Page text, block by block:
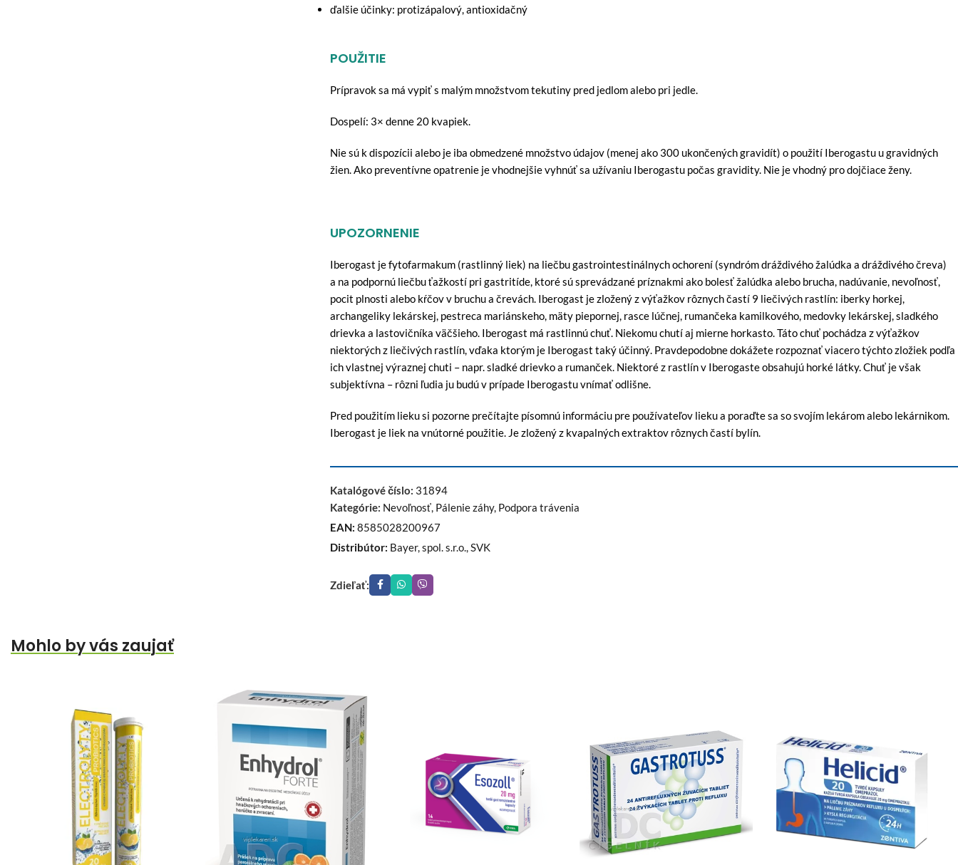
ďalšie účinky: protizápalový, antioxidačný
POUŽITIE
Prípravok sa má vypiť s malým množstvom tekutiny pred jedlom alebo pri jedle.
Dospelí: 3× denne 20 kvapiek.
Nie sú k dispozícii alebo je iba obmedzené množstvo údajov (menej ako 300 ukončených gravidít) o použití Iberogastu u gravidných
žien. Ako preventívne opatrenie je vhodnejšie vyhnúť sa užívaniu Iberogastu počas gravidity. Nie je vhodný pro dojčiace ženy.
UPOZORNENIE
Iberogast je fytofarmakum (rastlinný liek) na liečbu gastrointestinálnych ochorení (syndróm dráždivého žalúdka a dráždivého čreva)
a na podpornú liečbu ťažkostí pri gastritíde, ktoré sú sprevádzané príznakmi ako bolesť žalúdka alebo brucha, nadúvanie, nevoľnosť,
pocit plnosti alebo kŕčov v bruchu a črevách. Iberogast je zložený z výťažkov rôznych častí 9 liečivých rastlín: iberky horkej,
archangeliky lekárskej, pestreca mariánskeho, mäty piepornej, rasce lúčnej, rumančeka kamilkového, medovky lekárskej, sladkého
drievka a lastovičníka väčšieho. Iberogast má rastlinnú chuť. Niekomu chutí aj mierne horkasto. Táto chuť pochádza z výťažkov
niektorých z liečivých rastlín, vďaka ktorým je Iberogast taký účinný. Pravdepodobne dokážete rozpoznať viacero týchto zložiek podľa
ich vlastnej výraznej chuti – napr. sladké drievko a rumanček. Niektoré z rastlín v Iberogaste obsahujú horké látky. Chuť je však
subjektívna – rôzni ľudia ju budú v prípade Iberogastu vnímať odlišne.
Pred použitím lieku si pozorne prečítajte písomnú informáciu pre používateľov lieku a poraďte sa so svojím lekárom alebo lekárnikom.
Iberogast je liek na vnútorné použitie. Je zložený z kvapalných extraktov rôznych častí bylín.
Katalógové číslo: 31894
Kategórie: Nevoľnosť, Pálenie záhy, Podpora trávenia
EAN: 8585028200967
Distribútor: Bayer, spol. s.r.o., SVK
Zdieľať:
Mohlo by vás zaujať